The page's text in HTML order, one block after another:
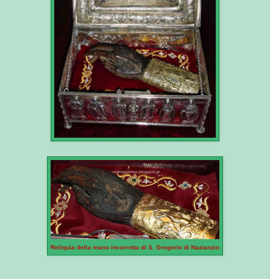
Reliquia della mano incorrotta di S. Gregorio di Nazianzio